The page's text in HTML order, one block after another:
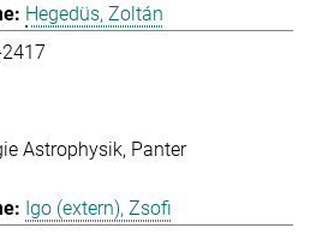
Hegedüs, Zoltán
Astrophysik Panter
Igo (extern), Zsofi